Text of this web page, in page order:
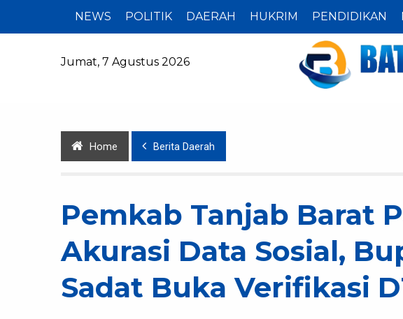
NEWS POLITIK DAERAH HUKRIM PENDIDIKAN
Jumat, 7 Agustus 2026
Home Berita Daerah
Pemkab Tanjab Barat
Akurasi Data Sosial,
Sadat Buka Verifikasi